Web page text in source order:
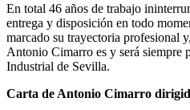
En total 46 años de trabajo
entrega y disposición en todo
marcado su trayectoria profesional
Antonio Cimarro es y será siempre
Industrial de Sevilla.
Carta de Antonio Cimarro